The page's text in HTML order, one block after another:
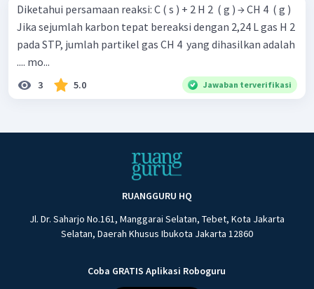
Diketahui persamaan reaksi: C ( s ) + 2 H 2 ​ ( g ) → CH 4 ​ ( g )
Jika sejumlah karbon tepat bereaksi dengan 2,24 L gas H 2 ​
pada STP, jumlah partikel gas CH 4 ​ yang dihasilkan adalah
.... mo...
3 5.0 Jawaban terverifikasi
RUANGGURU HQ
Jl. Dr. Saharjo No.161, Manggarai Selatan, Tebet, Kota Jakarta
Selatan, Daerah Khusus Ibukota Jakarta 12860
Coba GRATIS Aplikasi Roboguru